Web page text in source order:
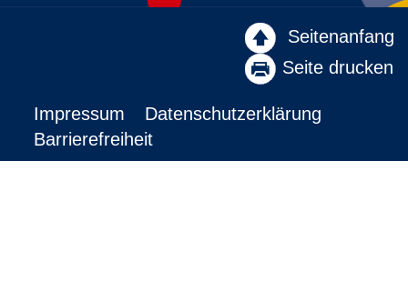
Seitenanfang
Seite drucken
Impressum
Datenschutzerklärung
Barrierefreiheit